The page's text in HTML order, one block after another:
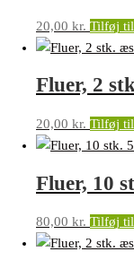
20,00 kr. Tilføj
Fluer, 2
20,00 kr. Tilføj
Fluer, 10
80,00 kr. Tilføj